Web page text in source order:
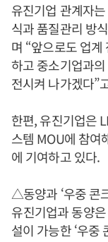
유진기업 관계자
식과 품질관리 방
며 “앞으로도 업
하고 중소기업과
전시켜 나가겠다”
한편, 유진기업은
스템 MOU에 참여
에 기여하고 있다.
△동양과 ‘우중 콘
유진기업과 동양
설이 가능한 ‘우중